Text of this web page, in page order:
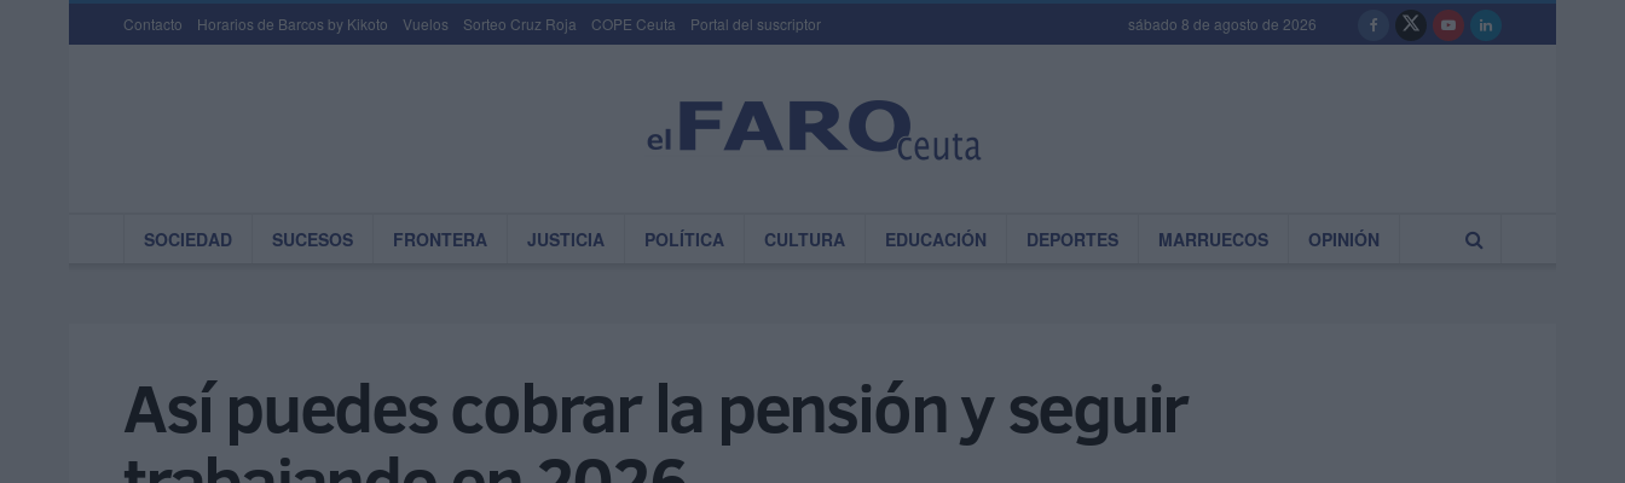
Contacto Horarios de Barcos by Kikoto Vuelos Sorteo Cruz Roja COPE Ceuta Portal del suscriptor sábado 8 de agosto de 2026
SOCIEDAD SUCESOS FRONTERA JUSTICIA POLÍTICA CULTURA EDUCACIÓN DEPORTES MARRUECOS OPINIÓN
Así puedes cobrar la pensión y seguir